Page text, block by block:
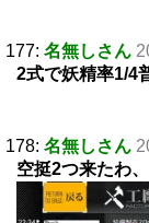
177: 名無しさん
2式で妖精率1/4
178: 名無しさん
空挺2つ来たわ